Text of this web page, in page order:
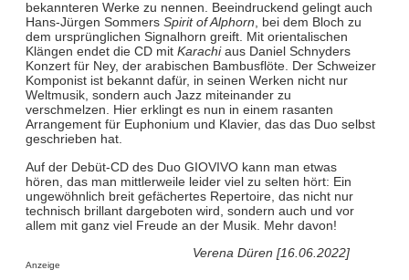
bekannteren Werke zu nennen. Beeindruckend gelingt auch
Hans-Jürgen Sommers Spirit of Alphorn, bei dem Bloch zu
dem ursprünglichen Signalhorn greift. Mit orientalischen
Klängen endet die CD mit Karachiaus Daniel Schnyders
Konzert für Ney, der arabischen Bambusflöte. Der Schweizer
Komponist ist bekannt dafür, in seinen Werken nicht nur
Weltmusik, sondern auch Jazz miteinander zu
verschmelzen. Hier erklingt es nun in einem rasanten
Arrangement für Euphonium und Klavier, das das Duo selbst
geschrieben hat.
Auf der Debüt-CD des Duo GIOVIVO kann man etwas
hören, das man mittlerweile leider viel zu selten hört: Ein
ungewöhnlich breit gefächertes Repertoire, das nicht nur
technisch brillant dargeboten wird, sondern auch und vor
allem mit ganz viel Freude an der Musik. Mehr davon!
Verena Düren [16.06.2022]
Anzeige